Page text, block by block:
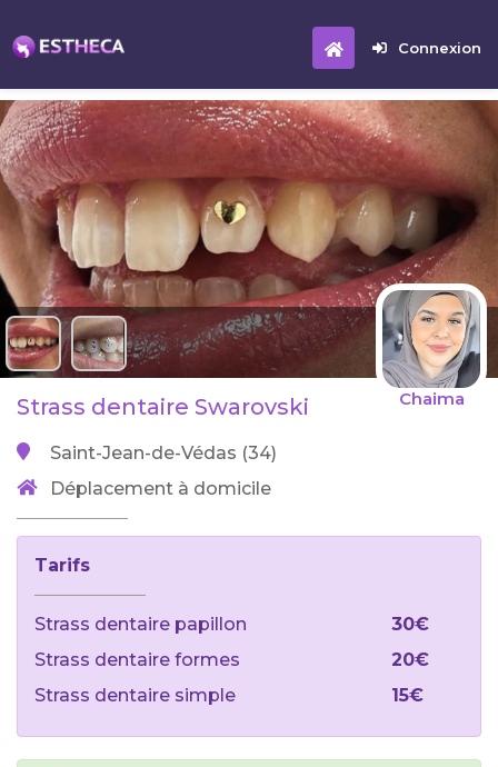
Connexion
Chaima
Strass dentaire Swarovski
Saint-Jean-de-Védas (34)
Déplacement à domicile
Tarifs
Strass dentaire papillon
30€
Strass dentaire formes
20€
Strass dentaire simple
15€